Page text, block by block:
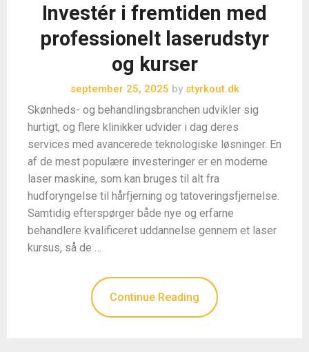
Investér i fremtiden med
professionelt laserudstyr
og kurser
september 25, 2025 bystyrkout.dk
Skønheds- og behandlingsbranchen udvikler sig
hurtigt, og flere klinikker udvider i dag deres
services med avancerede teknologiske løsninger. En
af de mest populære investeringer er en moderne
laser maskine, som kan bruges til alt fra
hudforyngelse til hårfjerning og tatoveringsfjernelse.
Samtidig efterspørger både nye og erfarne
behandlere kvalificeret uddannelse gennem et laser
kursus, så de …
Continue Reading